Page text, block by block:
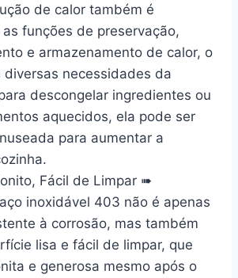
de calor também é
funções de preservação,
e armazenamento de calor, o
diversas necessidades da
descongelar ingredientes ou
aquecidos, ela pode ser
para aumentar a
Fácil de Limpar ➠
inoxidável 403 não é apenas
à corrosão, mas também
lisa e fácil de limpar, que
e generosa mesmo após o